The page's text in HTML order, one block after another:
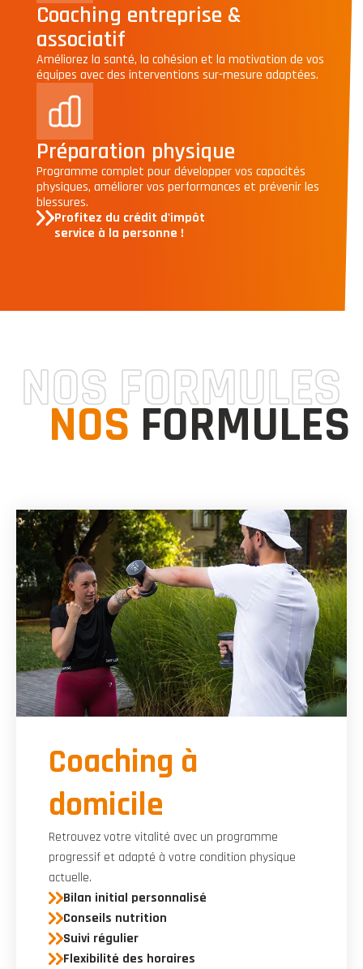
Coaching entreprise &
associatif
Améliorez la santé, la cohésion et la motivation de vos
équipes avec des interventions sur-mesure adaptées.
Préparation physique
Programme complet pour développer vos capacités
physiques, améliorer vos performances et prévenir les
blessures.
Profitez du crédit d'impôt
service à la personne !
NOS FORMULES
NOS FORMULES
Coaching à
domicile
Retrouvez votre vitalité avec un programme
progressif et adapté à votre condition physique
actuelle.
Bilan initial personnalisé
Conseils nutrition
Suivi régulier
Flexibilité des horaires